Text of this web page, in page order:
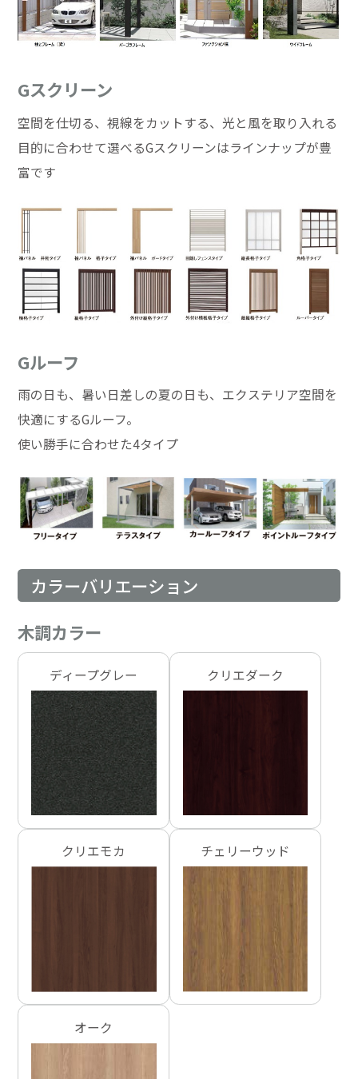
Gスクリーン
空間を仕切る、視線をカットする、光と風を取り入れる
目的に合わせて選べるGスクリーンはラインナップが豊
富です
Gルーフ
雨の日も、暑い日差しの夏の日も、エクステリア空間を
快適にするGルーフ。
使い勝手に合わせた4タイプ
カラーバリエーション
木調カラー
ディープグレー クリエダーク
クリエモカ チェリーウッド
オーク